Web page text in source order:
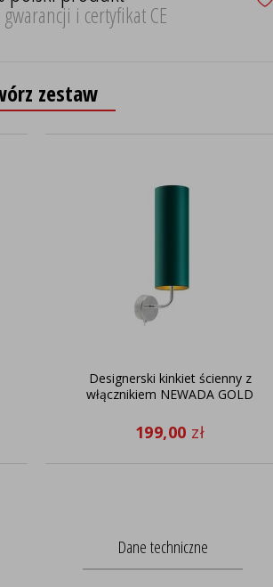
i certyfikat CE
zestaw
Designerski kinkiet ścienny z
włącznikiem NEWADA GOLD
199,00 zł
Dane techniczne